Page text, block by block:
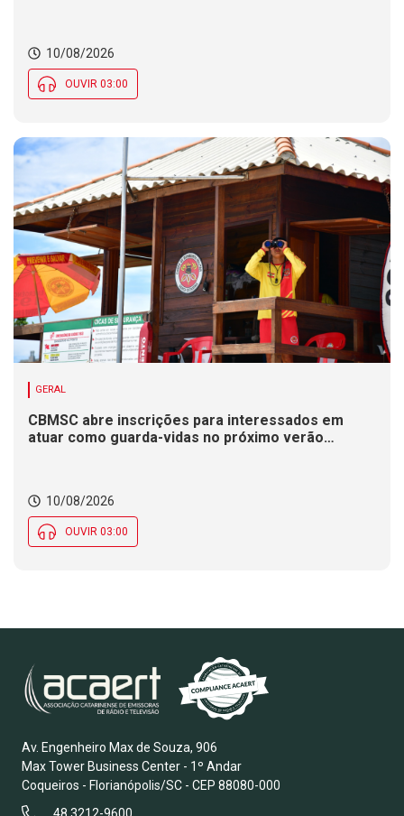
10/08/2026
OUVIR 03:00
GERAL
CBMSC abre inscrições para interessados em
atuar como guarda-vidas no próximo verão
10/08/2026
OUVIR 03:00
Av. Engenheiro Max de Souza, 906
Max Tower Business Center - 1º Andar
Coqueiros - Florianópolis/SC - CEP 88080-000